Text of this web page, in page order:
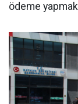
ödeme